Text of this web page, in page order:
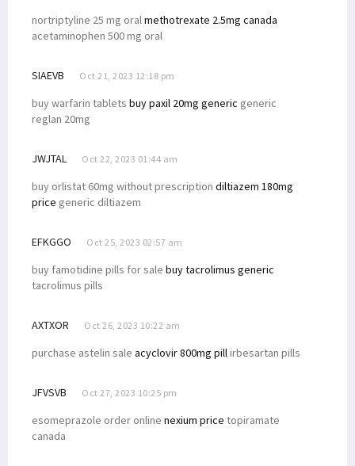
nortriptyline 25 mg oralmethotrexate 2.5mg canada
acetaminophen 500 mg oral
SIAEVB Oct 21, 2023 12:18 pm
buy warfarin tablets buy paxil 20mg generic generic
reglan 20mg
JWJTAL Oct 22, 2023 01:44 am
buy orlistat 60mg without prescription diltiazem 180mg
price generic diltiazem
EFKGGO Oct 25, 2023 02:57 am
buy famotidine pills for sale buy tacrolimus generic
tacrolimus pills
AXTXOR Oct 26, 2023 10:22 am
purchase astelin sale acyclovir 800mg pillirbesartan pills
JFVSVB Oct 27, 2023 10:25 pm
esomeprazole order online nexium price topiramate
canada